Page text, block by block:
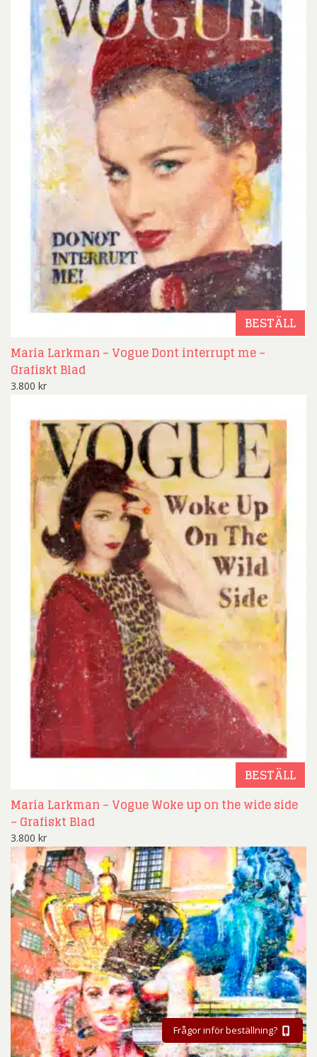
BESTÄLL
Maria Larkman – Vogue Dont interrupt me –
Grafiskt Blad
3.800 kr
BESTÄLL
Maria Larkman – Vogue Woke up on the wide side
– Grafiskt Blad
3.800 kr
Frågor inför beställning?